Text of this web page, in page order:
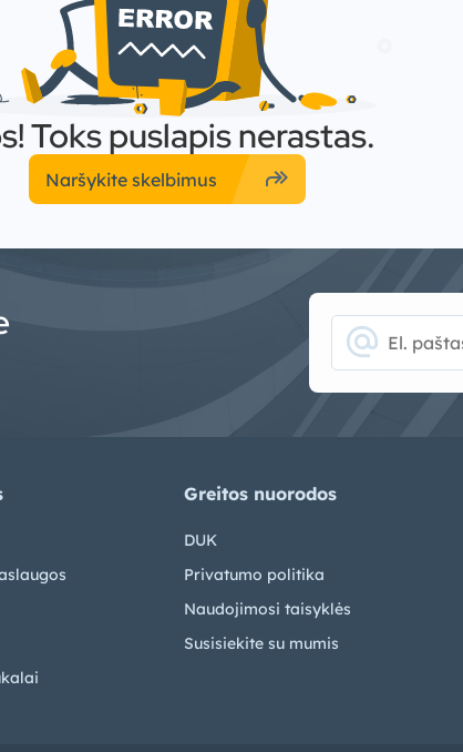
Toks puslapis nerastas.
Naršykite skelbimus forward
alternate_email
Greitos nuorodos
DUK
Privatumo politika
Naudojimosi taisyklės
Susisiekite su mumis